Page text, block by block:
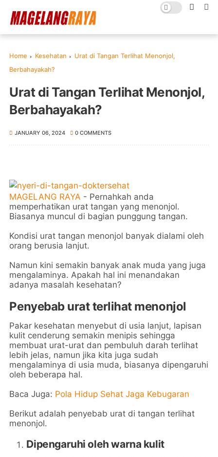
Home Kesehatan
Urat di Tangan Terlihat Menonjol,
Berbahayakah?
Urat di Tangan Terlihat Menonjol,
Berbahayakah?
JANUARY 06, 2024 0 COMMENTS
MAGELANG RAYA - Pernahkah anda
memperhatikan urat tangan yang menonjol.
Biasanya muncul di bagian punggung tangan.
Kondisi urat tangan menonjol banyak dialami oleh
orang berusia lanjut.
Namun kini semakin banyak anak muda yang juga
mengalaminya. Apakah hal ini menandakan
adanya masalah kesehatan?
Penyebab urat terlihat menonjol
Pakar kesehatan menyebut di usia lanjut, lapisan
kulit cenderung semakin menipis sehingga
membuat urat-urat dan pembuluh darah terlihat
lebih jelas, namun jika kita juga sudah
mengalaminya di usia muda, biasanya dipengaruhi
oleh beberapa hal.
Baca Juga: Pola Hidup Sehat Jaga Kebugaran
Berikut adalah penyebab urat di tangan terlihat
menonjol.
Dipengaruhi oleh warna kulit